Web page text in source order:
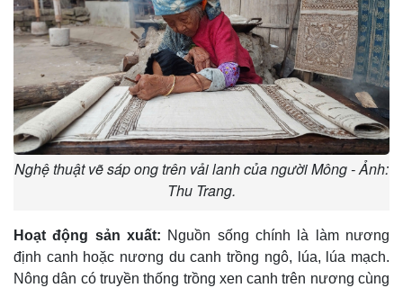
Nghệ thuật vẽ sáp ong trên vải lanh của người Mông - Ảnh:
Thu Trang.
Hoạt động sản xuất: Nguồn sống chính là làm nương
định canh hoặc nương du canh trồng ngô, lúa, lúa mạch.
Nông dân có truyền thống trồng xen canh trên nương cùng